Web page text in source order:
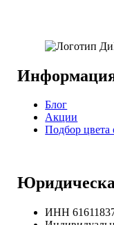
Блог
Акции
Подбор цвета
ИНН